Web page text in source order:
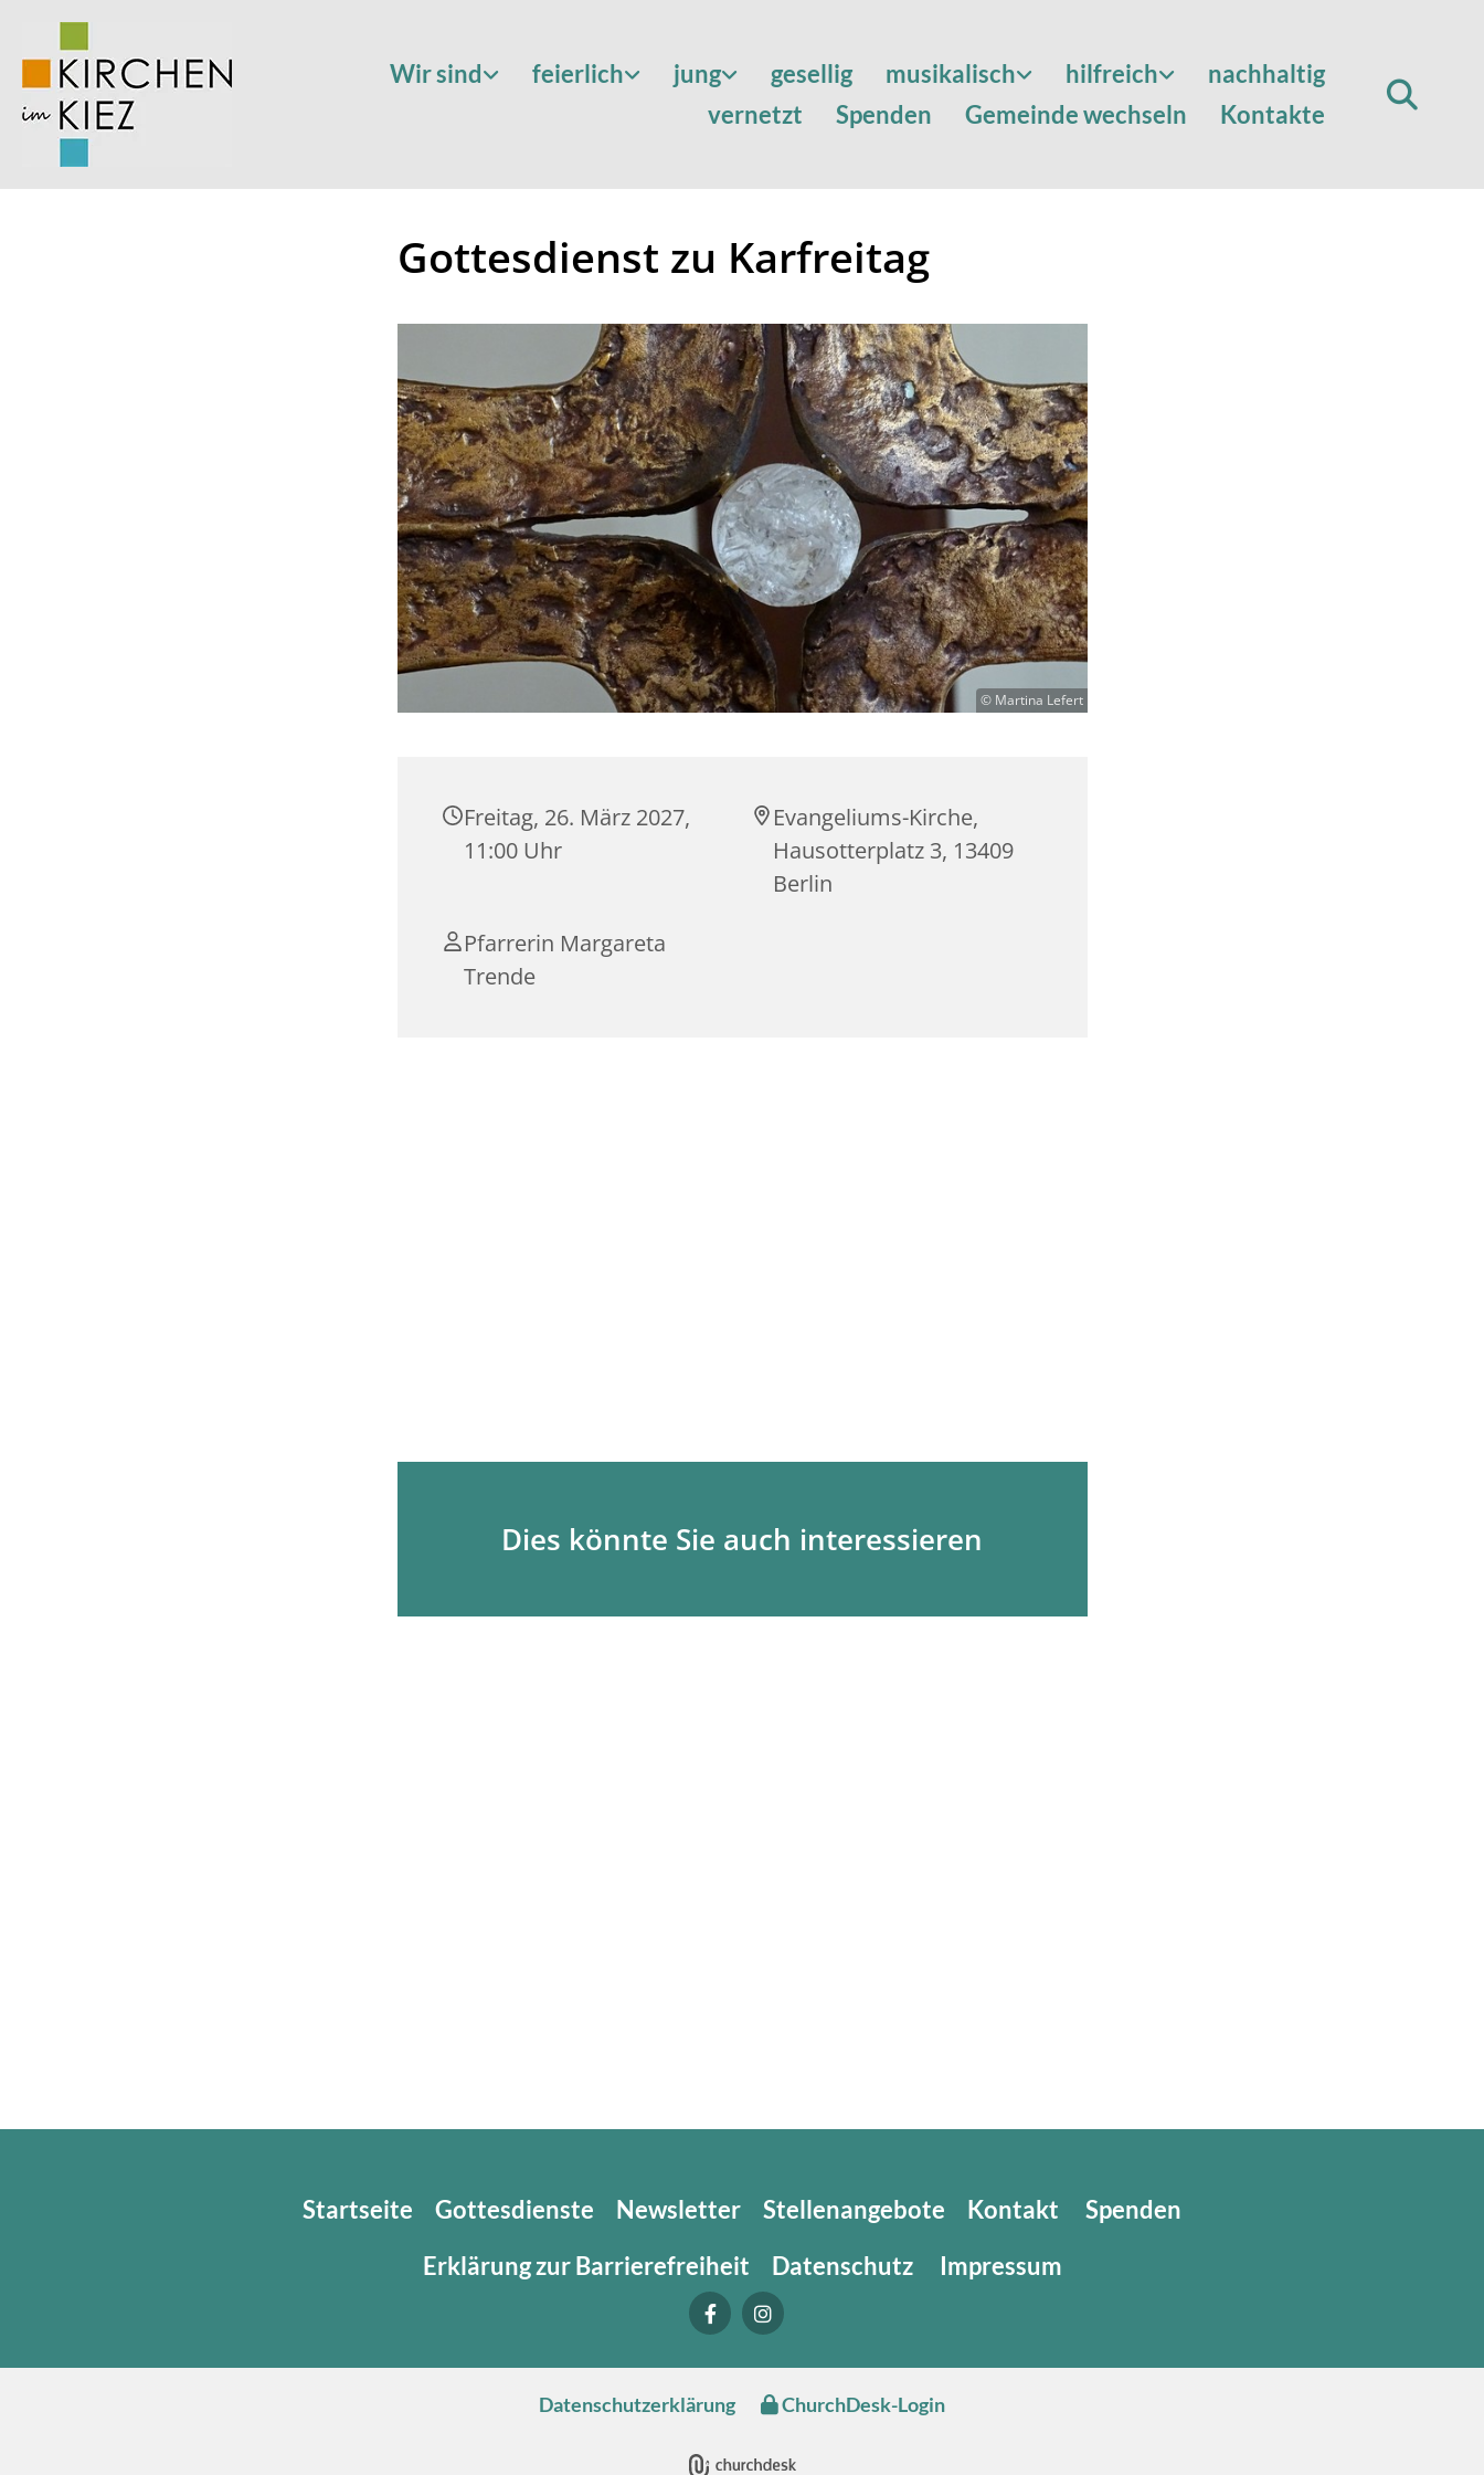
Wir sind feierlich jung gesellig musikalisch hilfreich
nachhaltig
vernetzt
Spenden Gemeinde wechseln Kontakte
Gottesdienst zu Karfreitag
© Martina Lefert
Freitag, 26. März 2027,
11:00 Uhr
Evangeliums-Kirche,
Hausotterplatz 3, 13409
Berlin
Pfarrerin Margareta
Trende
Dies könnte Sie auch interessieren
Startseite Gottesdienste Newsletter Stellenangebote Kontakt
Spenden
Erklärung zur Barrierefreiheit
Datenschutz Impressum
Datenschutzerklärung ChurchDesk-Login